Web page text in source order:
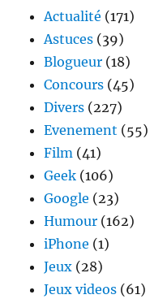
Actualité (171)
Astuces (39)
Blogueur (18)
Concours (45)
Divers (227)
Evenement (55)
Film (41)
Geek (106)
Google (23)
Humour (162)
iPhone (1)
Jeux (28)
Jeux videos (61)